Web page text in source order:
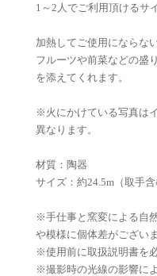
1～2人でご利用頂けるサ
加熱してご使用にならな
フルーツや前菜などの盛
を添えてくれます。
※火にかけている写真は
異なります。
材質：陶器
サイズ：約24.5m（取手
※手仕事と窯変による自
や模様に個体差がござい
※使用前に取扱説明書を
※撮影時の光線の影響に